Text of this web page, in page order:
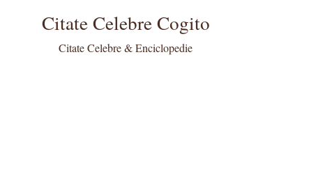
Citate Celebre Cogito
Citate Celebre & Enciclopedie